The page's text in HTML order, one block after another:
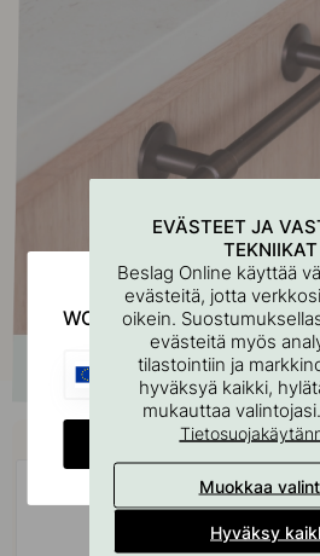
Osta
EVÄSTEET JA
TEKNIIKAT
Beslag Online käyttää
evästeitä, jotta
oikein.
evästeitä myös
tilastointiin ja
hyväksyä kaikki,
mukauttaa
Muokkaa
Hyväksy
WOULD YOU RATHER
EU
CHANGE